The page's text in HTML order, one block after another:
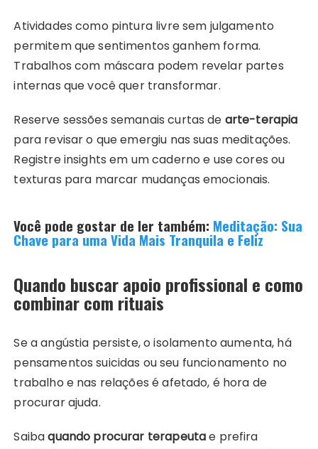
Atividades como pintura livre sem julgamento
permitem que sentimentos ganhem forma.
Trabalhos com máscara podem revelar partes
internas que você quer transformar.
Reserve sessões semanais curtas de arte-terapia
para revisar o que emergiu nas suas meditações.
Registre insights em um caderno e use cores ou
texturas para marcar mudanças emocionais.
Você pode gostar de ler também: Meditação: Sua
Chave para uma Vida Mais Tranquila e Feliz
Quando buscar apoio profissional e como
combinar com rituais
Se a angústia persiste, o isolamento aumenta, há
pensamentos suicidas ou seu funcionamento no
trabalho e nas relações é afetado, é hora de
procurar ajuda.
Saibaquando procurar terapeutae prefira